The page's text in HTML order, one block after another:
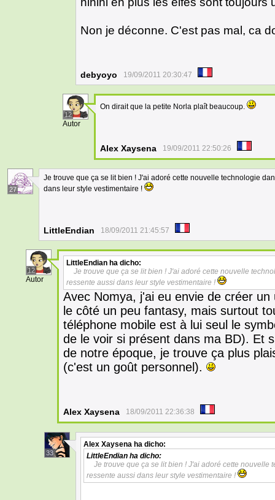
Non je déconne. C'est pas mal, ca
debyoyo 19/09/2011 20:30:47
12
Autor
On dirait que la petite Norla plaît beaucoup.
Alex Xaysena 19/09/2011 22:50:26
27
Je trouve que ça se lit bien ! J'ai adoré cette nouvelle technologie
dans leur style vestimentaire !
LittleEndian 18/09/2011 21:45:57
12
Autor
LittleEndian ha dicho:
Je trouve que ça se lit bien ! J'ai adoré cette nouvelle
ressente aussi dans leur style vestimentaire !
Avec Nomya, j'ai eu envie de créer
le côté un peu fantasy, mais surtout
téléphone mobile est à lui seul le
de le voir si présent dans ma BD). Et
de notre époque, je trouve ça plus
(c'est un goût personnel).
Alex Xaysena 18/09/2011 22:36:38
33
Alex Xaysena ha dicho:
LittleEndian ha dicho:
Je trouve que ça se lit bien ! J'ai adoré cette
ressente aussi dans leur style vestimentaire !